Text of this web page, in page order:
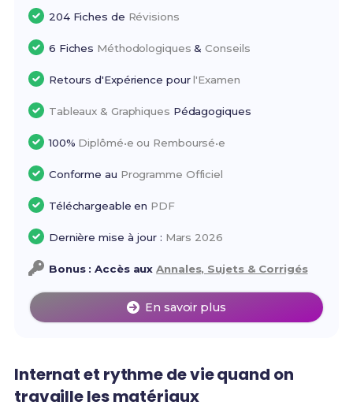
204 Fiches de Révisions
6 Fiches Méthodologiques &Conseils
Retours d'Expérience pourl'Examen
Tableaux & Graphiques Pédagogiques
100% Diplômé•e ou Remboursé•e
Conforme au Programme Officiel
Téléchargeable en PDF
Dernière mise à jour : Mars 2026
Bonus : Accès auxAnnales, Sujets & Corrigés
En savoir plus
Internat et rythme de vie quand on
travaille les matériaux